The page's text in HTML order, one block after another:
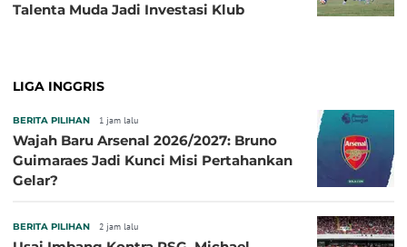
Talenta Muda Jadi Investasi Klub
LIGA INGGRIS
BERITA PILIHAN 1 jam lalu
Wajah Baru Arsenal 2026/2027: Bruno
Guimaraes Jadi Kunci Misi Pertahankan
Gelar?
BERITA PILIHAN 2 jam lalu